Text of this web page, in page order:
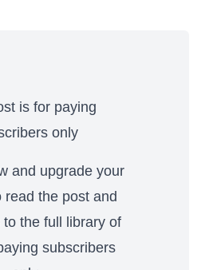
is for paying
only
and upgrade your
read the post and
the full library of
subscribers